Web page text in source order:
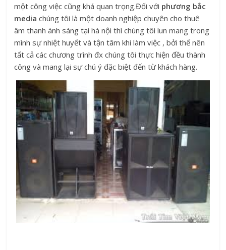
một công việc cũng khá quan trọng.Đối với phương bắc
media chúng tôi là một doanh nghiệp chuyên cho thuê
âm thanh ánh sáng tại hà nội thì chúng tôi lun mang trong
mình sự nhiệt huyết và tận tâm khi làm việc , bởi thế nên
tất cả các chương trình đx chúng tôi thực hiện đều thành
công và mang lại sự chú ý đặc biệt đến từ khách hàng.